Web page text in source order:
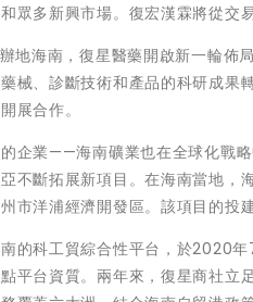
眾多新興市場。復宏漢霖將從交
地海南，復星醫藥開啟新一輪佈
械、診斷技術和產品的科研成
展合作。
企業——海南礦業也在全球化戰
不斷拓展新項目。在海南當地，
市洋浦經濟開發區。該項目的投
的科工貿綜合性平台，於2020
平台資質。兩年來，復星商社